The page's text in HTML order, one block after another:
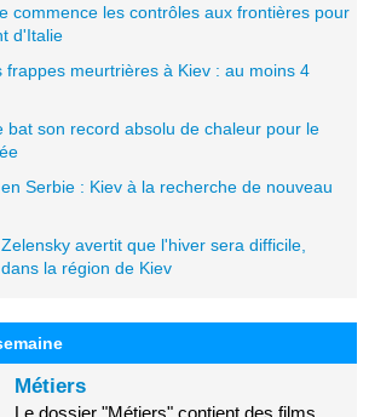
commence les contrôles aux frontières pour
d'Italie
frappes meurtrières à Kiev : au moins 4
bat son record absolu de chaleur pour le
Serbie : Kiev à la recherche de nouveau
avertit que l'hiver sera difficile,
la région de Kiev
Métiers